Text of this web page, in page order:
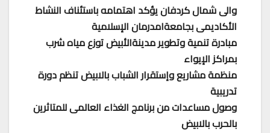
والى شمال كردفان يؤكد اهتمامه باستئناف النشاط
الأكاديمى بجامعةامدرمان الإسلامية
مبادرة تنمية وتطوير مدينةالأبيض توزع مياه شرب
بمراكز الإيواء
منظمة مشاريع وإستقرار الشباب بالابيض تنظم دورة
تدريبية
وصول مساعدات من برنامج الغذاء العالمى للمتاثرين
بالحرب بالابيض